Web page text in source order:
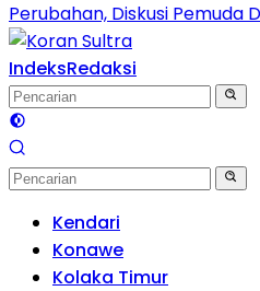
Perubahan, Diskusi Pemuda
IndeksRedaksi
Kendari
Konawe
Kolaka Timur